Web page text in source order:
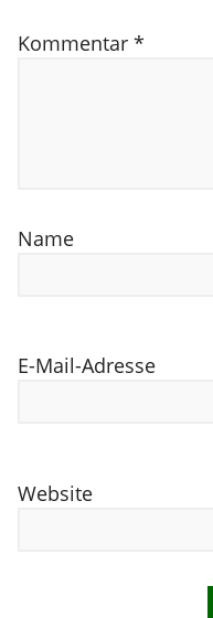
Kommentar *
Name
E-Mail-Adresse
Website